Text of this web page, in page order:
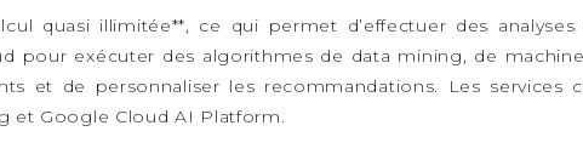
quasi illimitée**, ce qui permet d’effectuer des analyses
pour exécuter des algorithmes de data mining, de
et de personnaliser les recommandations. Les services
et Google Cloud AI Platform.